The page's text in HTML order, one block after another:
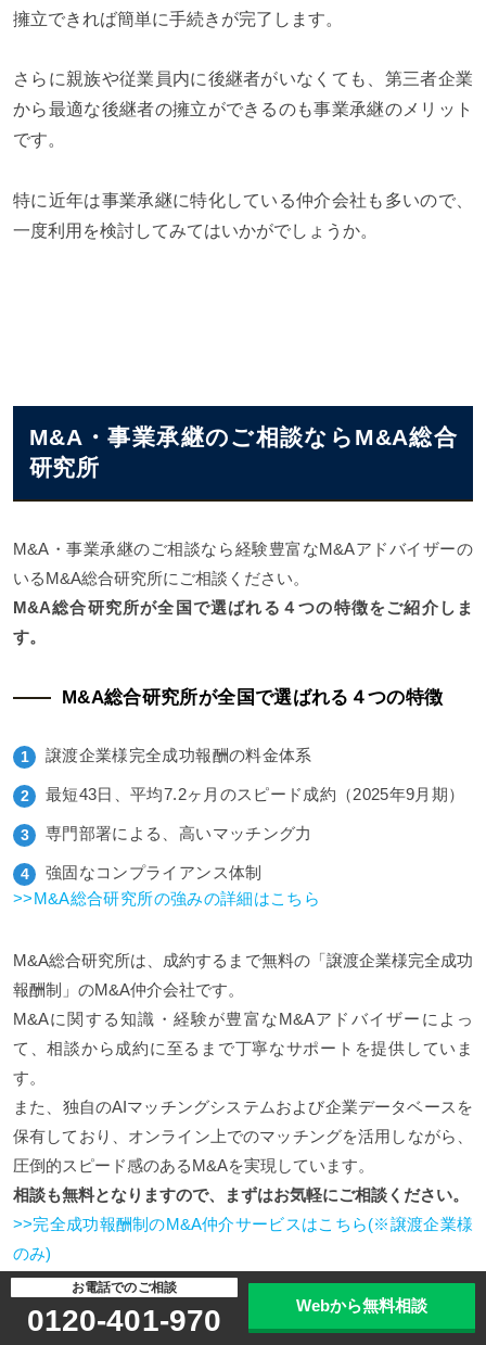
擁立できれば簡単に手続きが完了します。
さらに親族や従業員内に後継者がいなくても、第三者企業
から最適な後継者の擁立ができるのも事業承継のメリット
です。
特に近年は事業承継に特化している仲介会社も多いので、
一度利用を検討してみてはいかがでしょうか。
M&A・事業承継のご相談ならM&A総合
研究所
M&A・事業承継のご相談なら経験豊富なM&Aアドバイザーの
いるM&A総合研究所にご相談ください。
M&A総合研究所が全国で選ばれる４つの特徴をご紹介しま
す。
M&A総合研究所が全国で選ばれる４つの特徴
譲渡企業様完全成功報酬の料金体系
最短43日、平均7.2ヶ月のスピード成約（2025年9月期）
専門部署による、高いマッチング力
強固なコンプライアンス体制
>>M&A総合研究所の強みの詳細はこちら
M&A総合研究所は、成約するまで無料の「譲渡企業様完全成功
報酬制」のM&A仲介会社です。
M&Aに関する知識・経験が豊富なM&Aアドバイザーによっ
て、相談から成約に至るまで丁寧なサポートを提供していま
す。
また、独自のAIマッチングシステムおよび企業データベースを
保有しており、オンライン上でのマッチングを活用しながら、
圧倒的スピード感のあるM&Aを実現しています。
相談も無料となりますので、まずはお気軽にご相談ください。
>>完全成功報酬制のM&A仲介サービスはこちら(※譲渡企業様
のみ)
電話で無料相談 WEBから無料相談
お電話でのご相談
0120-401-970 Webから無料相談